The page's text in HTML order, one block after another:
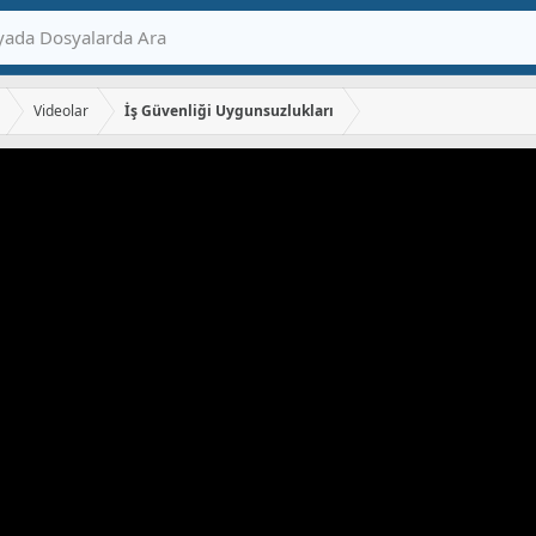
Videolar İş Güvenliği Uygunsuzlukları